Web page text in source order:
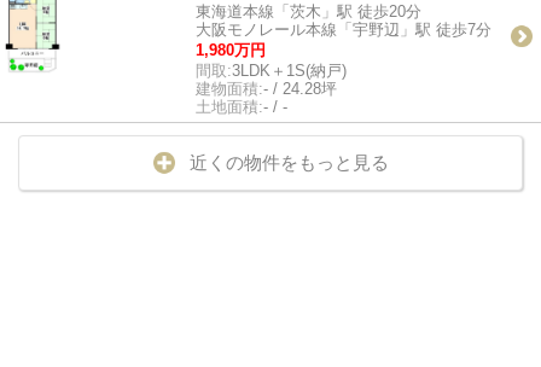
東海道本線「茨木」駅 徒歩20分
大阪モノレール本線「宇野辺」駅 徒歩7分
1,980万円
間取:3LDK＋1S(納戸)
建物面積:- / 24.28坪
土地面積:- / -
近くの物件をもっと見る